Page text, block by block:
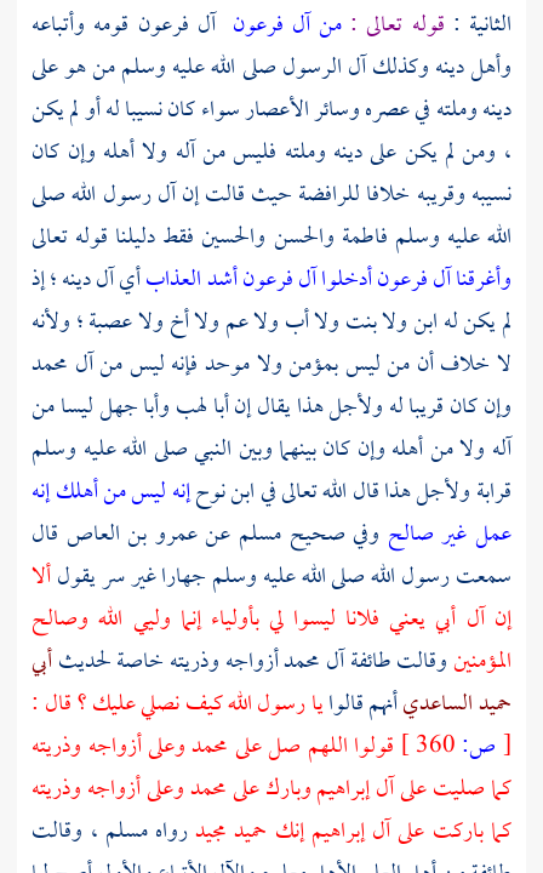
الثانية : قوله تعالى : من آل فرعون آل فرعون قومه وأتباعه
وأهل دينه وكذلك آل الرسول صلى الله عليه وسلم من هو على
دينه وملته في عصره وسائر الأعصار سواء كان نسيبا له أو لم يكن
، ومن لم يكن على دينه وملته فليس من آله ولا أهله وإن كان
نسيبه وقريبه خلافاللرافضةحيث قالت إنآل رسول الله صلى
الله عليه وسلم فاطمة والحسن والحسينفقط دليلنا قوله تعالى
وأغرقنا آل فرعونأدخلوا آل فرعون أشد العذابأي آل دينه ؛ إذ
لم يكن له ابن ولا بنت ولا أب ولا عم ولا أخ ولا عصبة ؛ ولأنه
لا خلاف أن من ليس بمؤمن ولا موحد فإنه ليس منآل محمد
وإن كان قريبا له ولأجل هذا يقال إنأبا لهبوأبا جهلليسا من
آله ولا من أهله وإن كان بينهما وبين النبي صلى الله عليه وسلم
قرابة ولأجل هذا قال الله تعالى فيابن نوحإنه ليس من أهلك إنه
عمل غير صالح وفي صحيح مسلم عنعمرو بن العاص قال
سمعت رسول الله صلى الله عليه وسلم جهارا غير سر يقولألا
إن آل أبي يعني فلانا ليسوا لي بأولياء إنما وليي الله وصالح
المؤمنينوقالت طائفة آلمحمدأزواجه وذريته خاصة لحديثأبي
حميد الساعديأنهم قالوايا رسول الله كيف نصلي عليك ؟ قال :
[ص: قولوا اللهم صل علىمحمدوعلى أزواجه وذريته
كما صليت علىآل إبراهيموبارك علىمحمدوعلى أزواجه وذريته
كما باركت علىآل إبراهيمإنك حميد مجيدرواهمسلم ، وقالت